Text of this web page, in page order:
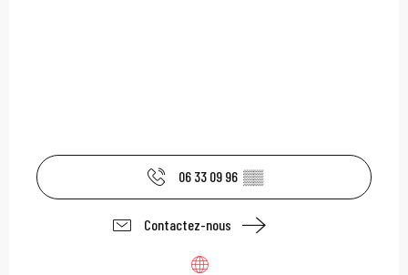
06 33 09 96 ▒▒
Contactez-nous